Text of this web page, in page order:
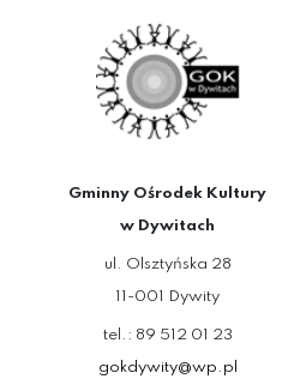
Gminny Ośrodek Kultury
w Dywitach
ul. Olsztyńska 28
11-001 Dywity
tel.: 89 512 01 23
gokdywity@wp.pl